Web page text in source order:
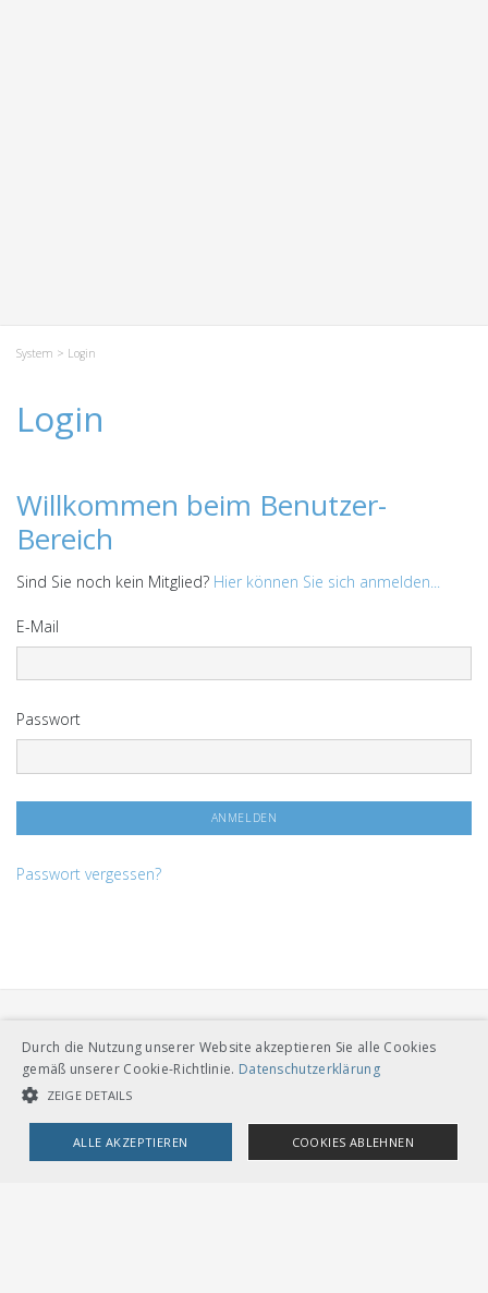
System > Login
Login
Willkommen beim Benutzer-
Bereich
Sind Sie noch kein Mitglied? Hier können Sie sich anmelden...
E-Mail
Passwort
Passwort vergessen?
VERBAND ÖFFENTLICHER VERKEHR
Dählhölzliweg 12
CH-3005 Bern
Durch die Nutzung unserer Website akzeptieren Sie alle Cookies
gemäß unserer Cookie-Richtlinie. Datenschutzerklärung
ZEIGE DETAILS
ALLE AKZEPTIEREN COOKIES ABLEHNEN